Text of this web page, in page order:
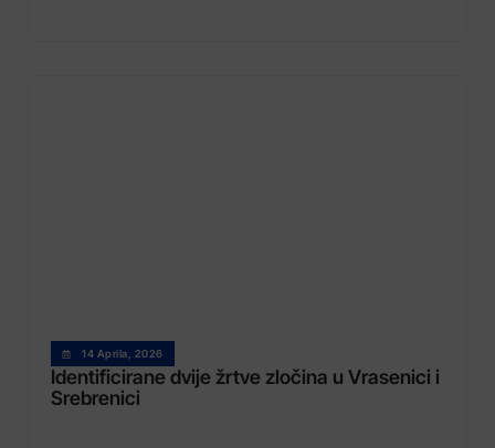
14 Aprila, 2026
Identificirane dvije žrtve zločina u Vrasenici i
Srebrenici